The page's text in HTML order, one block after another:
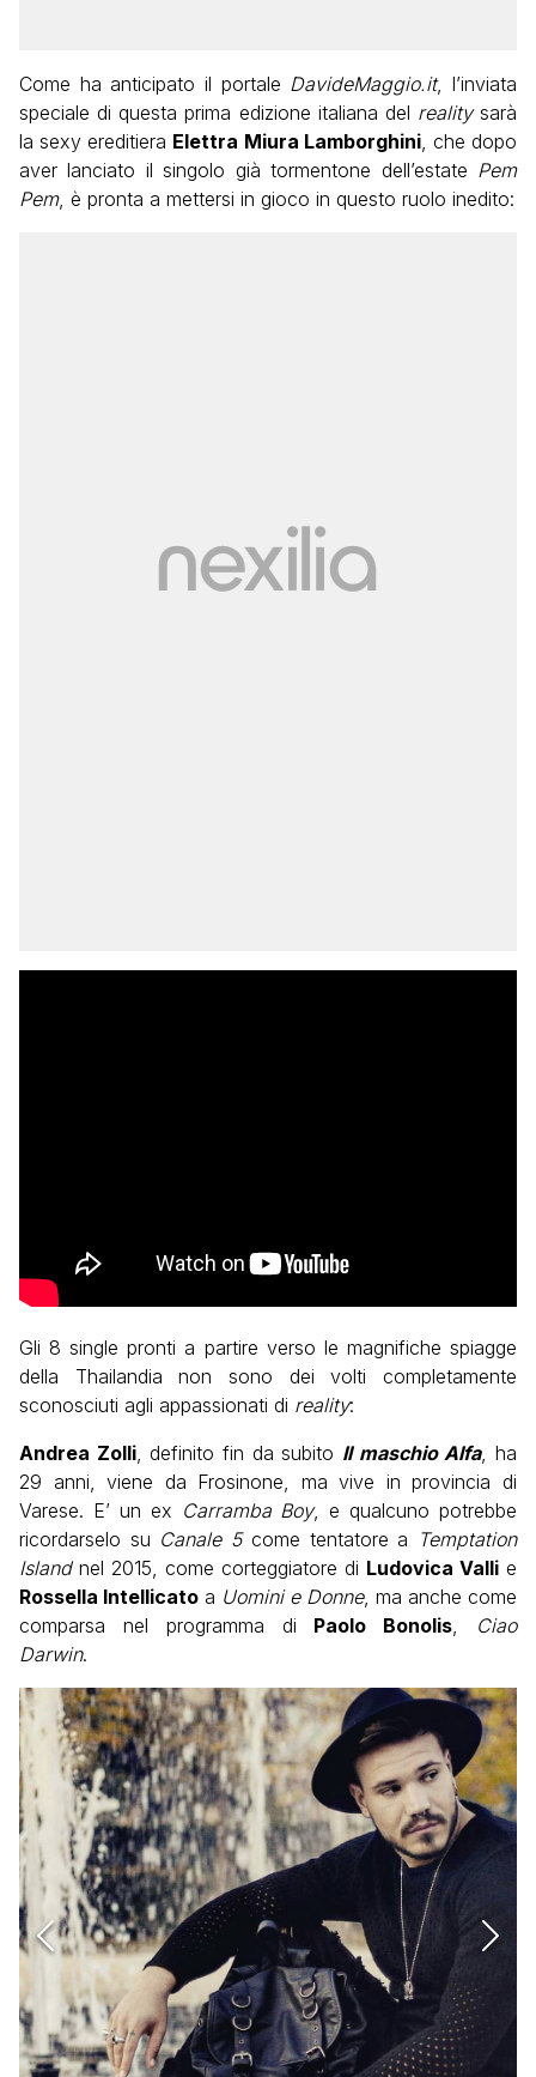
Come ha anticipato il portale DavideMaggio.it, l’inviata
speciale di questa prima edizione italiana del realitysarà
la sexy ereditiera Elettra Miura Lamborghini, che dopo
aver lanciato il singolo già tormentone dell’estate Pem
Pem, è pronta a mettersi in gioco in questo ruolo inedito:
Gli 8 single pronti a partire verso le magnifiche spiagge
della Thailandia non sono dei volti completamente
sconosciuti agli appassionati di reality:
Andrea Zolli, definito fin da subito Il maschio Alfa, ha
29 anni, viene da Frosinone, ma vive in provincia di
Varese. E’ un ex Carramba Boy, e qualcuno potrebbe
ricordarselo su Canale 5come tentatore a Temptation
Islandnel 2015, come corteggiatore di Ludovica Valli e
Rossella Intellicato a Uomini e Donne, ma anche come
comparsa nel programma di Paolo Bonolis, Ciao
Darwin.